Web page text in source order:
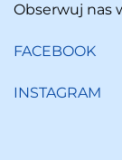
Obserwuj nas
FACEBOOK
INSTAGRAM